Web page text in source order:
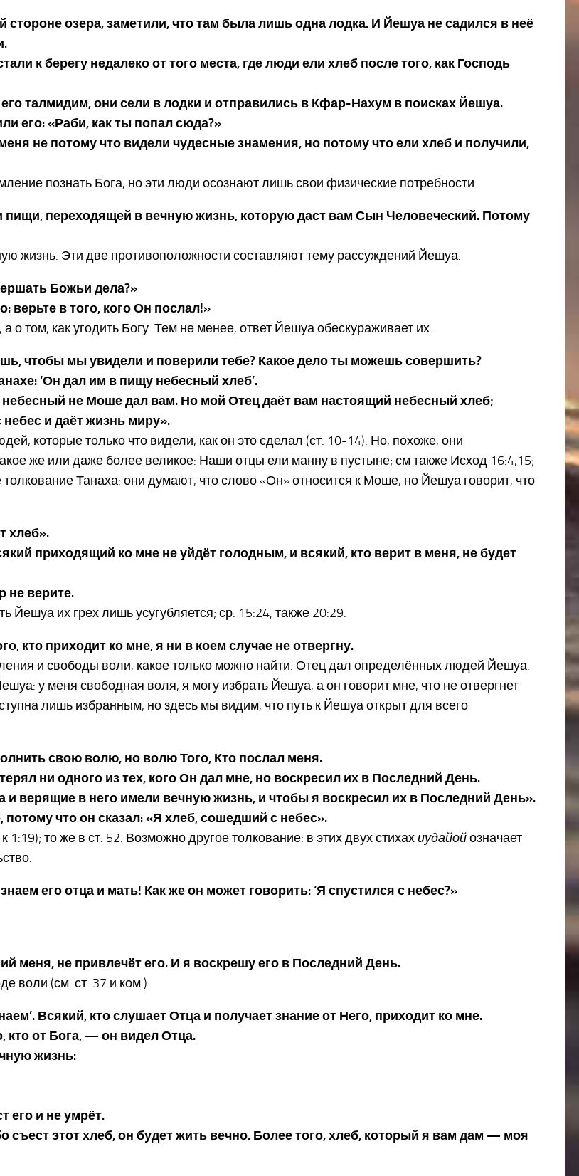
озера, заметили, что там была лишь одна лодка. И Йешуа не садился в неё
к берегу недалеко от того места, где люди ели хлеб после того, как Господь
талмидим, они сели в лодки и отправились в Кфар-Нахум в поисках Йешуа.
его: «Раби, как ты попал сюда?»
не потому что видели чудесные знамения, но потому что ели хлеб и получили,
познать Бога, но эти люди осознают лишь свои физические потребности.
пищи, переходящей в вечную жизнь, которую даст вам Сын Человеческий. Потому
жизнь. Эти две противоположности составляют тему рассуждений Йешуа.
Божьи дела?»
верьте в того, кого Он послал!»
о том, как угодить Богу. Тем не менее, ответ Йешуа обескураживает их.
чтобы мы увидели и поверили тебе? Какое дело ты можешь совершить?
‘Он дал им в пищу небесный хлеб’.
не Моше дал вам. Но мой Отец даёт вам настоящий небесный хлеб;
и даёт жизнь миру».
которые только что видели, как он это сделал (ст. 10-14). Но, похоже, они
же или даже более великое: Наши отцы ели манну в пустыне; см также Исход 16:4,15;
Танаха: они думают, что слово «Он» относится к Моше, но Йешуа говорит, что
хлеб».
приходящий ко мне не уйдёт голодным, и всякий, кто верит в меня, не будет
не верите.
Йешуа их грех лишь усугубляется; ср. 15:24, также 20:29.
кто приходит ко мне, я ни в коем случае не отвергну.
и свободы воли, какое только можно найти. Отец дал определённых людей Йешуа.
у меня свободная воля, я могу избрать Йешуа, а он говорит мне, что не отвергнет
лишь избранным, но здесь мы видим, что путь к Йешуа открыт для всего
свою волю, но волю Того, Кто послал меня.
ни одного из тех, кого Он дал мне, но воскресил их в Последний День.
верящие в него имели вечную жизнь, и чтобы я воскресил их в Последний День».
что он сказал: «Я хлеб, сошедший с небес».
то же в ст. 52. Возможно другое толкование: в этих двух стихахиудайойозначает
его отца и мать! Как же он может говорить: ‘Я спустился с небес?»
меня, не привлечёт его. И я воскрешу его в Последний День.
воли (см. ст. 37 и ком.).
Всякий, кто слушает Отца и получает знание от Него, приходит ко мне.
кто от Бога, — он видел Отца.
жизнь:
его и не умрёт.
съест этот хлеб, он будет жить вечно. Более того, хлеб, который я вам дам — моя